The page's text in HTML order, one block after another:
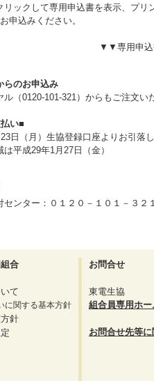
リックして専用申込書を表示、プ
申込みください。
▼▼専用申込
らのお申込み
ル（0120-101-321）からもご注文い
い■
日（月）生協登録口座よりお引落し
平成29年1月27日（金）
ンター： ０１２０－１０１－３２
合
て
に関する基本方針
針
お問合せ
東電生協
組合員専用ホ
お問合せ先等